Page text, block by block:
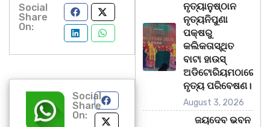
Social
Share
On:
Social
Share
On:
ନୃତ୍ୟାନୁଷ୍ଠାନ
ନୃତ୍ୟନିପୁଣା
ପକ୍ଷରୁ
କଲିକତାସ୍ଥିତ
ବାଟା ହାଉସ୍
ଅଡିଟୋରିୟମଠାରେ
ନୃତ୍ୟ ପରିବେଷଣ।
August 3, 2026
ଜୟଦେବ ଭବନ